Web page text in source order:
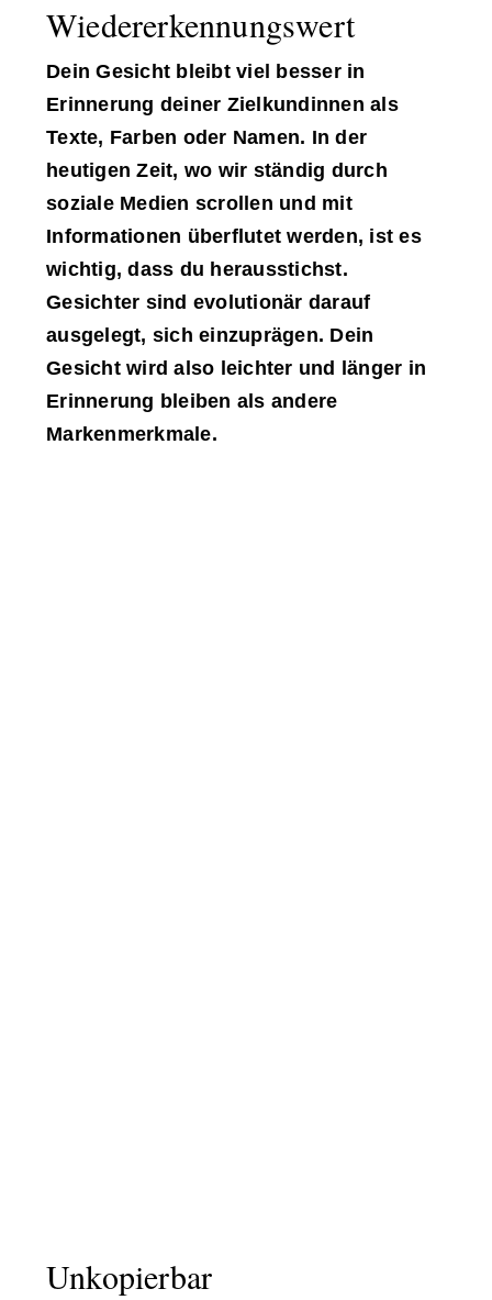
Wiedererkennungswert
Dein Gesicht bleibt viel besser in
Erinnerung deiner Zielkundinnen als
Texte, Farben oder Namen. In der
heutigen Zeit, wo wir ständig durch
soziale Medien scrollen und mit
Informationen überflutet werden, ist es
wichtig, dass du herausstichst.
Gesichter sind evolutionär darauf
ausgelegt, sich einzuprägen. Dein
Gesicht wird also leichter und länger in
Erinnerung bleiben als andere
Markenmerkmale.
Unkopierbar